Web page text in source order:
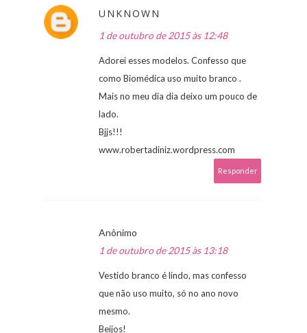
UNKNOWN
1 de outubro de 2015 às 12:48
Adorei esses modelos. Confesso que
como Biomédica uso muito branco .
Mais no meu dia dia deixo um pouco de
lado.
Bjjs!!!
www.robertadiniz.wordpress.com
Responder
Anônimo
1 de outubro de 2015 às 13:18
Vestido branco é lindo, mas confesso
que não uso muito, só no ano novo
mesmo.
Beijos!